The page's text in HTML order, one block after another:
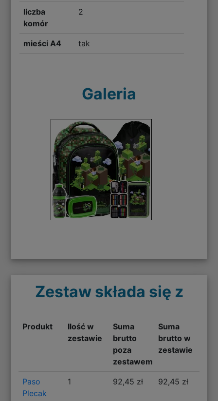
liczba
komór
2
mieści A4 tak
Galeria
Zestaw składa się z
Produkt
Ilość w
zestawie
Suma
brutto
poza
zestawem
Suma
brutto w
zestawie
Paso
Plecak
1 92,45 zł 92,45 zł